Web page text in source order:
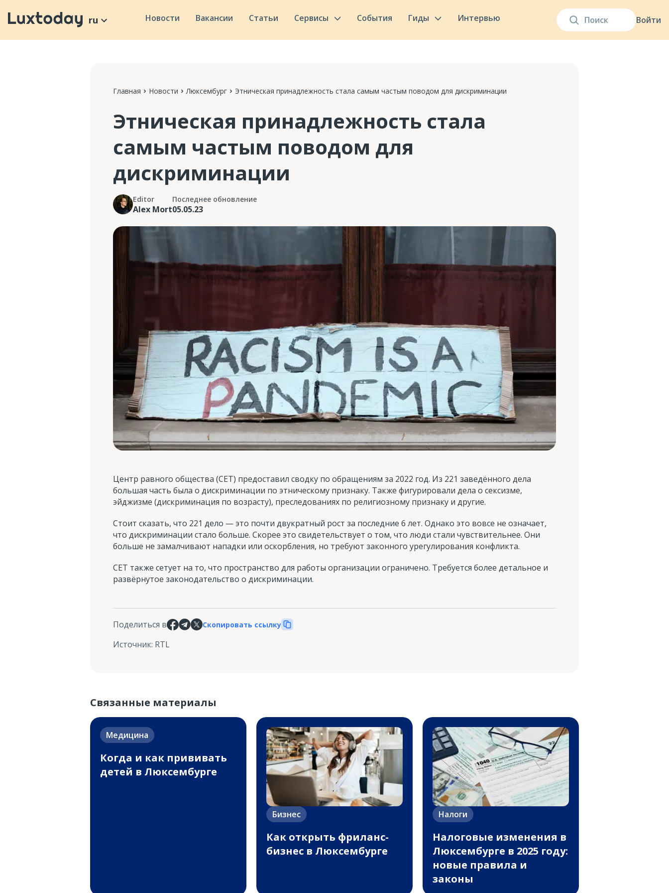
Войти
ru Новости Вакансии Статьи Сервисы События Гиды Интервью
Главная Новости Люксембург Этническая принадлежность стала самым частым поводом для дискриминации
Этническая принадлежность стала
самым частым поводом для
дискриминации
Editor
Alex Mort
Последнее обновление
05.05.23
Центр равного общества (CET) предоставил сводку по обращениям за 2022 год. Из 221 заведённого дела
большая часть была о дискриминации по этническому признаку. Также фигурировали дела о сексизме,
эйджизме (дискриминация по возрасту), преследованиях по религиозному признаку и другие.
Стоит сказать, что 221 дело — это почти двукратный рост за последние 6 лет. Однако это вовсе не означает,
что дискриминации стало больше. Скорее это свидетельствует о том, что люди стали чувствительнее. Они
больше не замалчивают нападки или оскорбления, но требуют законного урегулирования конфликта.
CET также сетует на то, что пространство для работы организации ограничено. Требуется более детальное и
развёрнутое законодательство о дискриминации.
Поделиться в Скопировать ссылку
Источник: RTL
Связанные материалы
Медицина
Когда и как прививать
детей в Люксембурге
Бизнес
Как открыть фриланс-
бизнес в Люксембурге
Налоги
Налоговые изменения в
Люксембурге в 2025 году:
новые правила и
законы